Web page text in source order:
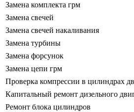
Замена комплекта грм
Замена свечей
Замена свечей накаливания
Замена турбины
Замена форсунок
Замена цепи грм
Проверка компрессии в цилиндрах
Капитальный ремонт дизельного
Ремонт блока цилиндров